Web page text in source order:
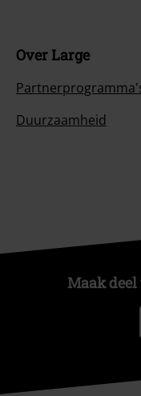
Over Large
Duurzaamheid
Maak